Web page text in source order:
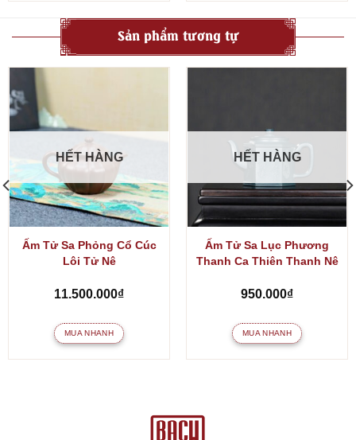
Sản phẩm tương tự
HẾT HÀNG
Ấm Tử Sa Phỏng Cổ Cúc
Lôi Tử Nê
11.500.000₫
MUA NHANH
HẾT HÀNG
Ấm Tử Sa Lục Phương
Thanh Ca Thiên Thanh Nê
950.000₫
MUA NHANH